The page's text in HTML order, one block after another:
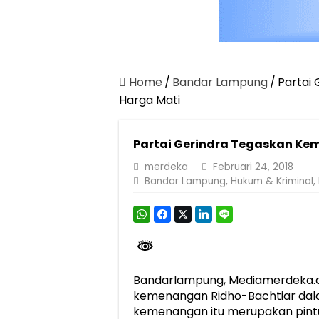
Canangkan Desa TAPIS dan
Pemprov Lampung Berhasil Kendalikan
Dirut Jasa Raharja Dampingi
Pastikan Pelayanan Maksimal, Direksi
Dirut Jasa Raharja Dampingi
Jasa Raharja Jamin Seluruh Korban
Gubernur Mirza Ajak IAI Darul Fattah
Purnama Wulan Sari Mirza Buka
Home / Bandar Lampung/ Partai
Harga Mati
Partai Gerindra Tegaskan
merdeka
Februari 24, 2018
Bandar Lampung, Hukum & Kriminal,
Bandarlampung,
kemenangan Ridho-Bachtiar
kemenangan itu merupakan